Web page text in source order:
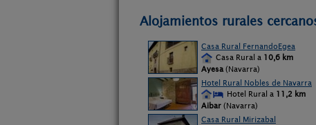
Alojamientos rurales
Casa Rural FernandoEgea
Casa Rural a 10,6 km
Ayesa (Navarra)
Hotel Rural Nobles de Navarra
Hotel Rural a 11,2 km
Aibar (Navarra)
Casa Rural Mirizabal